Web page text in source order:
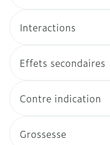
Interactions
Effets secondaires
Contre indication
Grossesse